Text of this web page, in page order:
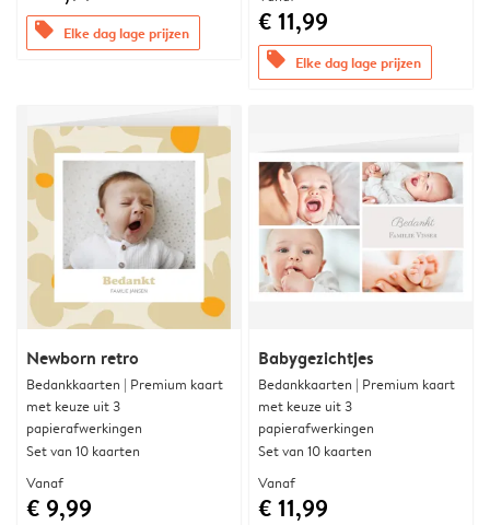
offers Elke dag lage prijzen € 11,99
offers Elke dag lage prijzen
Newborn retro
Bedankkaarten | Premium kaart
met keuze uit 3
papierafwerkingen
Set van 10 kaarten
Vanaf
€ 9,99
Babygezichtjes
Bedankkaarten | Premium kaart
met keuze uit 3
papierafwerkingen
Set van 10 kaarten
Vanaf
€ 11,99